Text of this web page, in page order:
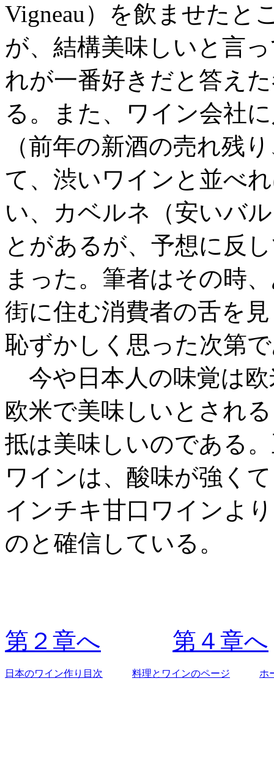
Vigneau）を飲ませたと
が、結構美味しいと言
れが一番好きだと答え
る。また、ワイン会社
（前年の新酒の売れ残
て、渋いワインと並べ
い、カベルネ（安いバ
とがあるが、予想に反
まった。筆者はその時
街に住む消費者の舌を
恥ずかしく思った次第
今や日本人の味覚は
欧米で美味しいとされ
抵は美味しいのである
ワインは、酸味が強く
インチキ甘口ワインよ
のと確信している。
第２章へ 第４章へ
日本のワイン作り目次 料理とワインのページ ホ